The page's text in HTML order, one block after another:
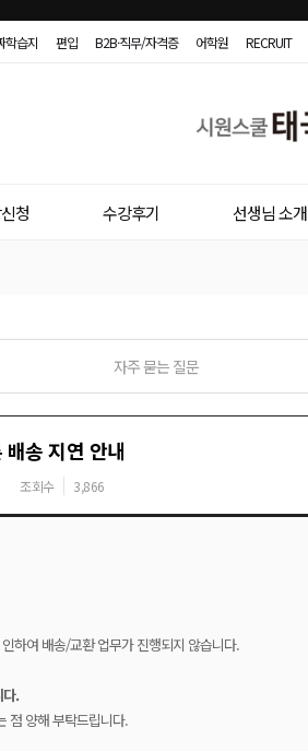
학습지 편입 B2B·직무/자격증 어학원 RECRUIT
어
청 수강후기 선생님 소개
자주 묻는 질문
송 지연 안내
조회수 3,866
하여 배송/교환 업무가 진행되지 않습니다.
.
점 양해 부탁드립니다.